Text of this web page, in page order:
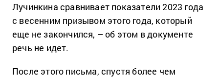
Лучинкина сравнивает показатели 2023 года
с весенним призывом этого года, который
еще не закончился, – об этом в документе
речь не идет.
После этого письма, спустя более чем